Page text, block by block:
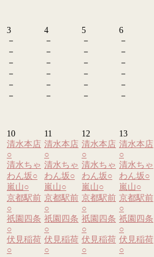
3
－
－
－
－
－
－
4
－
－
－
－
－
－
5
－
－
－
－
－
－
6
－
－
－
－
－
－
10
清水本店
○
清水ちゃ
わん坂○
嵐山○
京都駅前
○
祇園四条
○
伏見稲荷
○
11
清水本店
○
清水ちゃ
わん坂○
嵐山○
京都駅前
○
祇園四条
○
伏見稲荷
○
12
清水本店
○
清水ちゃ
わん坂○
嵐山○
京都駅前
○
祇園四条
○
伏見稲荷
○
13
清水本店
○
清水ちゃ
わん坂○
嵐山○
京都駅前
○
祇園四条
○
伏見稲荷
○